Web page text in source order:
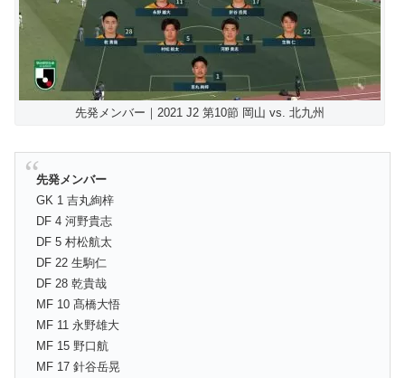
先発メンバー｜2021 J2 第10節 岡山 vs. 北九州
先発メンバー
GK 1 吉丸絢梓
DF 4 河野貴志
DF 5 村松航太
DF 22 生駒仁
DF 28 乾貴哉
MF 10 髙橋大悟
MF 11 永野雄大
MF 15 野口航
MF 17 針谷岳晃